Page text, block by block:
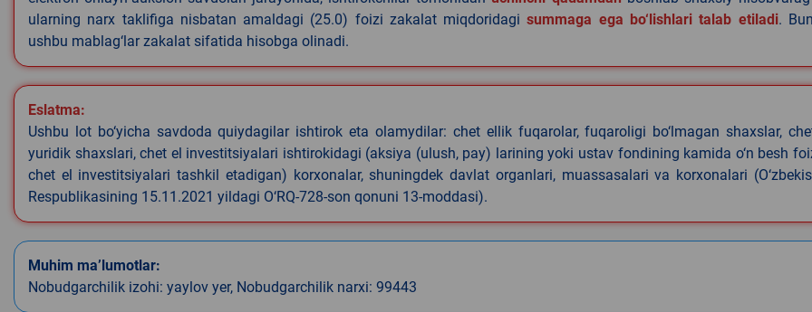
ularning narx taklifiga nisbatan amaldagi (25.0) foizi zakalat miqdoridagisummaga ega bo‘lishlari talab etiladi.
ushbu mablag‘lar zakalat sifatida hisobga olinadi.
Eslatma:
Ushbu lot bo‘yicha savdoda quiydagilar ishtirok eta olamydilar: chet ellik fuqarolar, fuqaroligi bo‘lmagan shaxslar,
yuridik shaxslari, chet el investitsiyalari ishtirokidagi (aksiya (ulush, pay) larining yoki ustav fondining kamida o‘n besh
chet el investitsiyalari tashkil etadigan) korxonalar, shuningdek davlat organlari, muassasalari va korxonalari
Respublikasining 15.11.2021 yildagi O‘RQ-728-son qonuni 13-moddasi).
Muhim ma’lumotlar:
Nobudgarchilik izohi: yaylov yer, Nobudgarchilik narxi: 99443